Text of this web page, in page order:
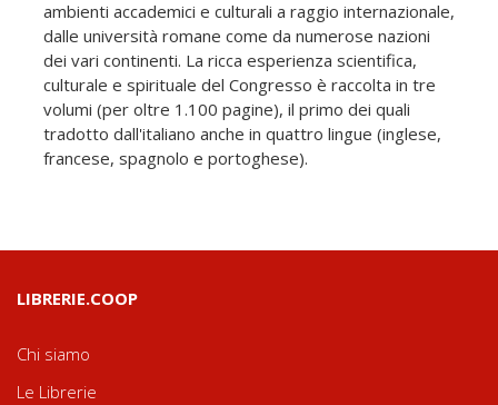
ambienti accademici e culturali a raggio internazionale,
dalle università romane come da numerose nazioni
dei vari continenti. La ricca esperienza scientifica,
culturale e spirituale del Congresso è raccolta in tre
volumi (per oltre 1.100 pagine), il primo dei quali
tradotto dall'italiano anche in quattro lingue (inglese,
francese, spagnolo e portoghese).
LIBRERIE.COOP
Chi siamo
Le Librerie